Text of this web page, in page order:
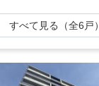
すべて見る（全6戸）